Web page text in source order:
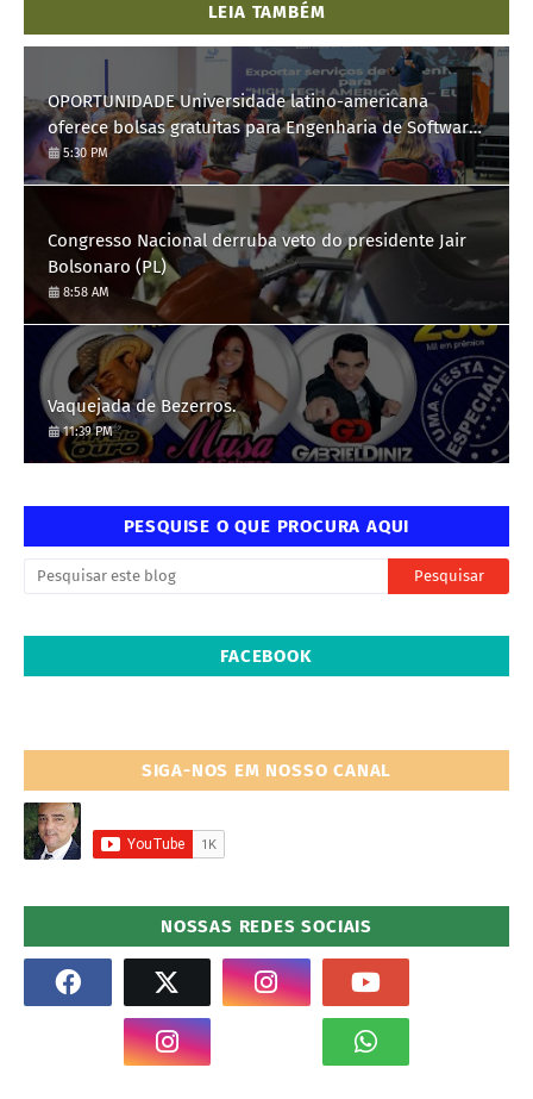
LEIA TAMBÉM
OPORTUNIDADE Universidade latino-americana
oferece bolsas gratuitas para Engenharia de Software;
saiba como se candidatar
5:30 PM
Congresso Nacional derruba veto do presidente Jair
Bolsonaro (PL)
8:58 AM
Vaquejada de Bezerros.
11:39 PM
PESQUISE O QUE PROCURA AQUI
FACEBOOK
SIGA-NOS EM NOSSO CANAL
NOSSAS REDES SOCIAIS